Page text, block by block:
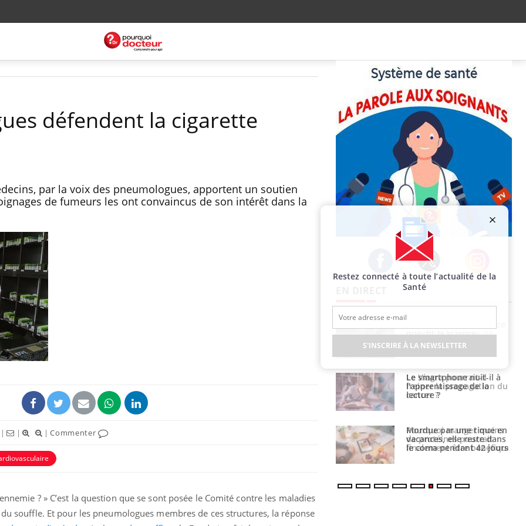
défendent la cigarette
par la voix des pneumologues, apportent un soutien
de fumeurs les ont convaincus de son intérêt dans la
| | |Commenter
? » C’est la question que se sont posée le Comité contre les maladies
souffle. Et pour les pneumologues membres de ces structures, la réponse
Facebook Twitter Instagram
elle enfin ?
Pourquoi votre ventre
gâche-t-il les premiers
que dit la science
Le smartphone nuit-il à
l'apprentissage de la
lecture ?
Mordue par une tique en
vacances, elle reste dans
le coma pendant 42 jours
Restez connecté à toute l’actualité de la
Santé
S'INSCRIRE À LA NEWSLETTER